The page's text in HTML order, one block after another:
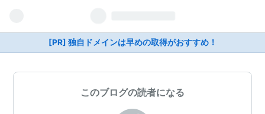
[PR] 独自ドメインは早めの取得がおすすめ！
このブログの読者になる